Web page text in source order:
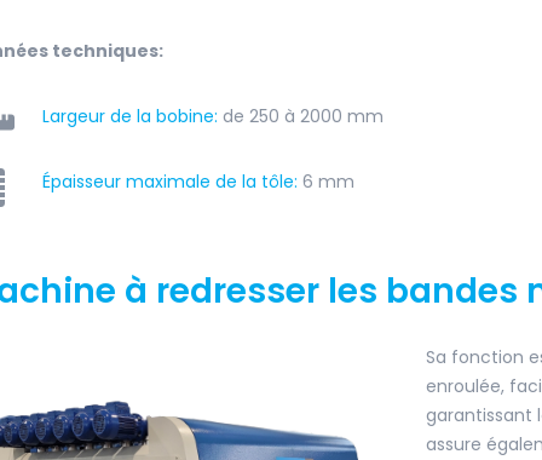
techniques:
Largeur de la bobine: de 250 à 2000 mm
Épaisseur maximale de la tôle:6 mm
à redresser les bandes
Sa fonction
enroulée,
garantissant
assure